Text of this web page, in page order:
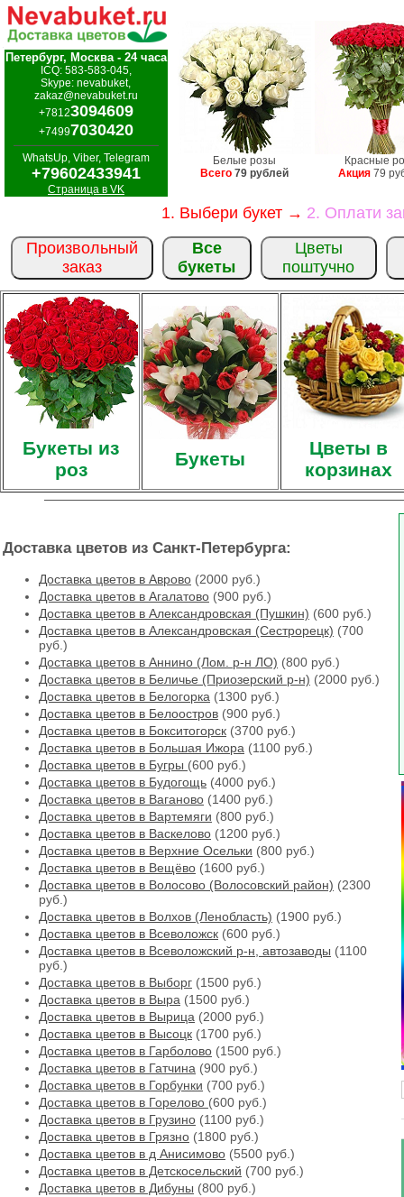
Петербург, Москва - 24 часа
ICQ: 583-583-045,
Skype: nevabuket,
zakaz@nevabuket.ru
+78123094609
+74997030420
WhatsUp, Viber, Telegram
+79602433941
Страница в VK
Белые розы
Всего 79 рублей
Красные
Акция 79
1. Выбери букет → 2. Оплати
Произвольный
заказ
Все
букеты
Цветы
поштучно
Букеты из
роз
Букеты
Цветы в
корзинах
Доставка цветов из Санкт-Петербурга:
Доставка цветов в Аврово (2000 руб.)
Доставка цветов в Агалатово (900 руб.)
Доставка цветов в Александровская (Пушкин) (600 руб.)
Доставка цветов в Александровская (Сестрорецк) (700
руб.)
Доставка цветов в Аннино (Лом. р-н ЛО) (800 руб.)
Доставка цветов в Беличье (Приозерский р-н) (2000 руб.)
Доставка цветов в Белогорка (1300 руб.)
Доставка цветов в Белоостров (900 руб.)
Доставка цветов в Бокситогорск (3700 руб.)
Доставка цветов в Большая Ижора (1100 руб.)
Доставка цветов в Бугры (600 руб.)
Доставка цветов в Будогощь (4000 руб.)
Доставка цветов в Ваганово (1400 руб.)
Доставка цветов в Вартемяги (800 руб.)
Доставка цветов в Васкелово (1200 руб.)
Доставка цветов в Верхние Осельки (800 руб.)
Доставка цветов в Вещёво (1600 руб.)
Доставка цветов в Волосово (Волосовский район) (2300
руб.)
Доставка цветов в Волхов (Ленобласть) (1900 руб.)
Доставка цветов в Всеволожск (600 руб.)
Доставка цветов в Всеволожский р-н, автозаводы (1100
руб.)
Доставка цветов в Выборг (1500 руб.)
Доставка цветов в Выра (1500 руб.)
Доставка цветов в Вырица (2000 руб.)
Доставка цветов в Высоцк (1700 руб.)
Доставка цветов в Гарболово (1500 руб.)
Доставка цветов в Гатчина (900 руб.)
Доставка цветов в Горбунки (700 руб.)
Доставка цветов в Горелово (600 руб.)
Доставка цветов в Грузино (1100 руб.)
Доставка цветов в Грязно (1800 руб.)
Доставка цветов в д Анисимово (5500 руб.)
Доставка цветов в Детскосельский (700 руб.)
Доставка цветов в Дибуны (800 руб.)